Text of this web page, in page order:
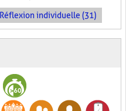
Réflexion individuelle (31)